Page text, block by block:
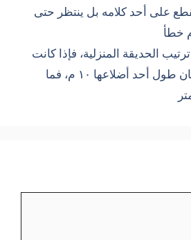
على أحد كلامه بل ينتظر حتى
خطأ
الحديقة المنزلية، فإذا كانت
مساحتها ٥٠٠ م٢ ، وكان طول أحد أضلاعها ١٠ م، فما